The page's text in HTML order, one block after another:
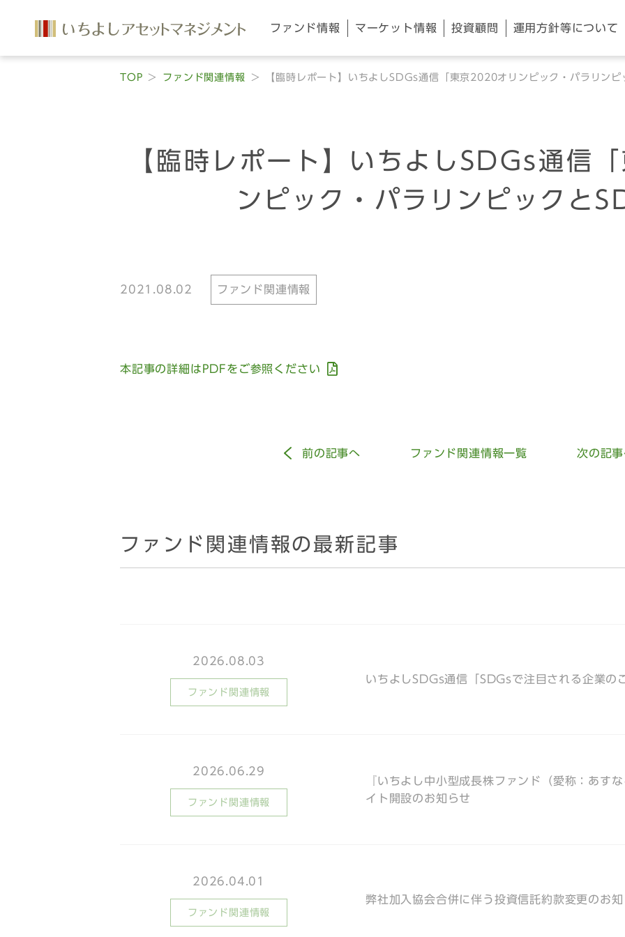
ファンド情報 マーケット情報 投資顧問 運用方針等について
TOP ファンド関連情報 【臨時レポート】いちよしSDGs通信「東京2020オリンピック・パラリン
【臨時レポート】いちよしSDGs通信
ンピック・パラリンピックと
2021.08.02 ファンド関連情報
本記事の詳細はPDFをご参照ください
前の記事へ ファンド関連情報一覧 次の記事
ファンド関連情報の最新記事
2026.08.03
ファンド関連情報
いちよしSDGs通信「SDGsで注目される企業の
2026.06.29
ファンド関連情報
『いちよし中小型成長株ファンド（愛称：あ
イト開設のお知らせ
2026.04.01
ファンド関連情報
弊社加入協会合併に伴う投資信託約款変更のお